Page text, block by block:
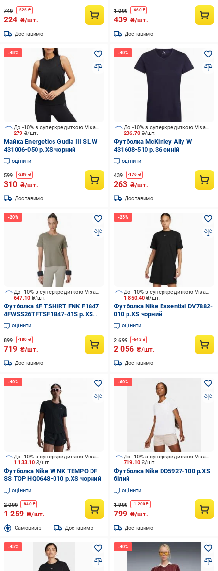
749 -525 ₴
224 ₴/шт.
Доставимо
1 099 -660₴
439 ₴/шт.
Доставимо
279 ₴/шт.
До -10% з суперкредиткою Visa Вигода
Майка Energetics Gudia III SL W
431006-050 р.XS чорний
оцінити
599 -289 ₴
310 ₴/шт.
Доставимо
236.70₴/шт.
До -10% з суперкредиткою Visa Вигода
Футболка McKinley Ally W
431608-510 р.36 синій
оцінити
439 -176 ₴
263 ₴/шт.
Доставимо
647.10₴/шт.
До -10% з суперкредиткою Visa Вигода
Футболка 4F TSHIRT FNK F1847
4FWSS26TFTSF1847-41S р.XS
сірий
оцінити
899 -180 ₴
719 ₴/шт.
Доставимо
1 850.40 ₴/шт.
До -10% з суперкредиткою Visa Вигода
Футболка Nike Essential DV7882-
010 р.XS чорний
оцінити
2 699 -643₴
2 056 ₴/шт.
Доставимо
1 133.10 ₴/шт.
До -10% з суперкредиткою Visa Вигода
Футболка Nike W NK TEMPO DF
SS TOP HQ0648-010 р.XS чорний
оцінити
2 099 -840₴
1 259 ₴/шт.
Cамовивіз Доставимо
719.10₴/шт.
До -10% з суперкредиткою Visa Вигода
Футболка Nike DD5927-100 р.XS
білий
оцінити
1 999 -1 200 ₴
799 ₴/шт.
Доставимо